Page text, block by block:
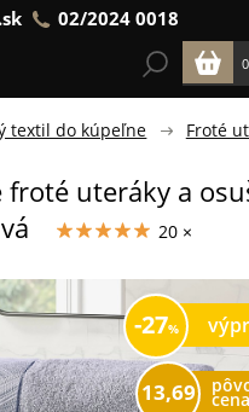
02/2024 0018
textil do kúpeľne
Froté
froté uteráky a
20 ×
27
cena
13,69